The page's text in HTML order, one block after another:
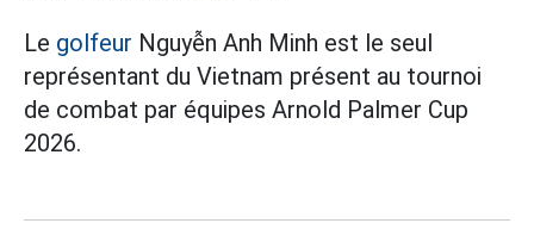
Le golfeur Nguyễn Anh Minh est le seul
représentant du Vietnam présent au tournoi
de combat par équipes Arnold Palmer Cup
2026.